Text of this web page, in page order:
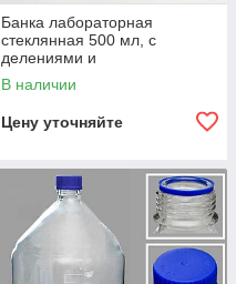
Банка лабораторная
стеклянная 500 мл, с
делениями и
навинчивающейся
полипропиленовой крышкой,
В наличии
Цену уточняйте